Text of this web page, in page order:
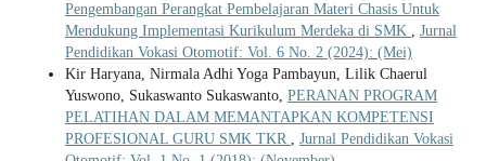
Pengembangan Perangkat Pembelajaran Materi Chasis Untuk
Mendukung Implementasi Kurikulum Merdeka di SMK , Jurnal
Pendidikan Vokasi Otomotif: Vol. 6 No. 2 (2024): (Mei)
Kir Haryana, Nirmala Adhi Yoga Pambayun, Lilik Chaerul
Yuswono, Sukaswanto Sukaswanto, PERANAN PROGRAM
PELATIHAN DALAM MEMANTAPKAN KOMPETENSI
PROFESIONAL GURU SMK TKR , Jurnal Pendidikan Vokasi